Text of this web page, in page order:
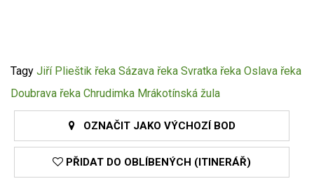
Tagy Jiří Plieštik řeka Sázava řeka Svratka řeka Oslava řeka
Doubrava řeka Chrudimka Mrákotínská žula
OZNAČIT JAKO VÝCHOZÍ BOD
PŘIDAT DO OBLÍBENÝCH (ITINERÁŘ)